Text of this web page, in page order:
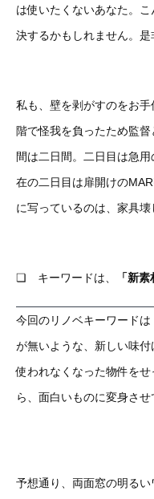
は使いたくないあなた。
決するかもしれません。是
私も、壁を剥がすのをお
階で怪我を負ったため監
間は二日間。二日目は急
在の二日目は扉開けの
に写っているのは、家具壊
❏ キーワードは、 「新素
今回のリノベキーワードは
が無いような、新しい味付
使われなくなった物件を
ら、面白いものに変身させ
予想通り、両面窓の明る